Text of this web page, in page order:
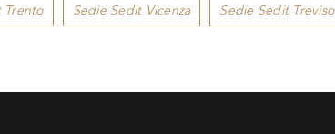
Trento Sedie Sedit Vicenza Sedie Sedit Treviso